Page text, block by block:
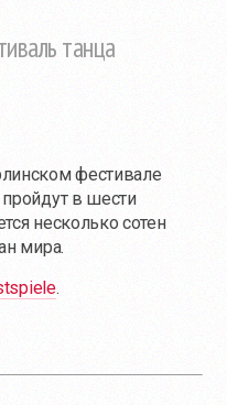
танца
фестивале
в шести
несколько сотен
мира.
.